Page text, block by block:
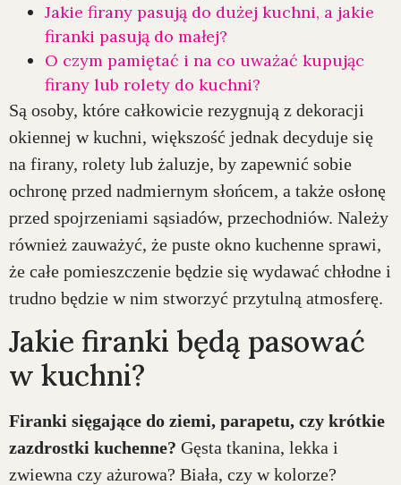
Jakie firany pasują do dużej kuchni, a jakie
firanki pasują do małej?
O czym pamiętać i na co uważać kupując
firany lub rolety do kuchni?
Są osoby, które całkowicie rezygnują z dekoracji
okiennej w kuchni, większość jednak decyduje się
na firany, rolety lub żaluzje, by zapewnić sobie
ochronę przed nadmiernym słońcem, a także osłonę
przed spojrzeniami sąsiadów, przechodniów. Należy
również zauważyć, że puste okno kuchenne sprawi,
że całe pomieszczenie będzie się wydawać chłodne i
trudno będzie w nim stworzyć przytulną atmosferę.
Jakie firanki będą pasować
w kuchni?
Firanki sięgające do ziemi, parapetu, czy krótkie
zazdrostki kuchenne? Gęsta tkanina, lekka i
zwiewna czy ażurowa? Biała, czy w kolorze?